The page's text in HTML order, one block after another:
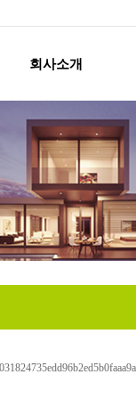
회사소개